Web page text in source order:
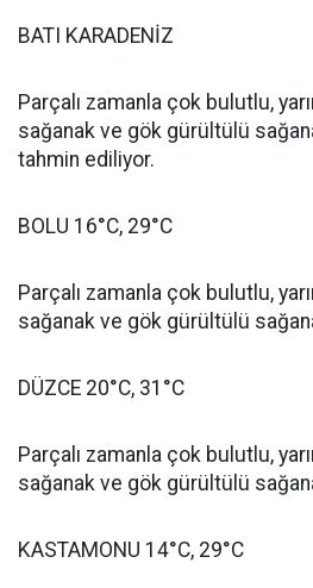
BATI KARADENİZ
Parçalı zamanla çok bulutlu,
sağanak ve gök gürültülü
tahmin ediliyor.
BOLU 16°C, 29°C
Parçalı zamanla çok bulutlu,
sağanak ve gök gürültülü
DÜZCE 20°C, 31°C
Parçalı zamanla çok bulutlu,
sağanak ve gök gürültülü
KASTAMONU 14°C, 29°C